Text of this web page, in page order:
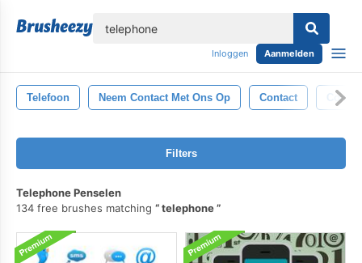
Inloggen Aanmelden
Telefoon Neem Contact Met Ons Op Contact
Filters
Telephone Penselen
134 free brushes matching
telephone